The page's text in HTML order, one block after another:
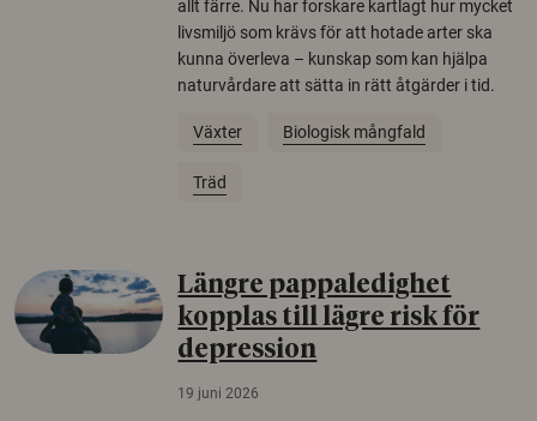
allt färre. Nu har forskare kartlagt hur mycket
livsmiljö som krävs för att hotade arter ska
kunna överleva – kunskap som kan hjälpa
naturvårdare att sätta in rätt åtgärder i tid.
Växter Biologisk mångfald
Träd
Längre pappaledighet
kopplas till lägre risk för
depression
19 juni 2026